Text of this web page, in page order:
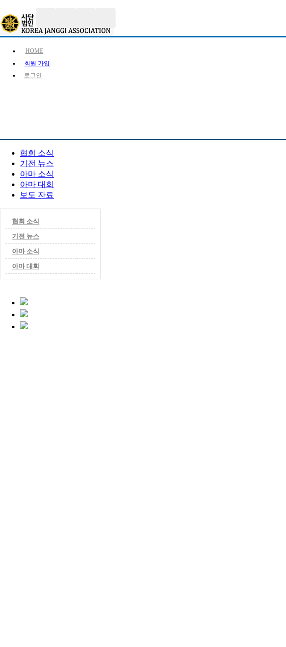
HOME
회원 가입
로그인
협회 소식
기전 뉴스
아마 소식
아마 대회
보도 자료
협회 소식
기전 뉴스
아마 소식
아마 대회